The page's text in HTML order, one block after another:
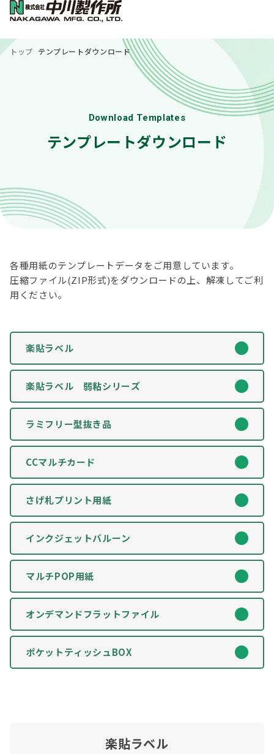
トップ テンプレートダウンロード
Download Templates
テンプレートダウンロード
各種用紙のテンプレートデータをご用意しています。
圧縮ファイル(ZIP形式)をダウンロードの上、解凍してご利
用ください。
楽貼ラベル
楽貼ラベル 弱粘シリーズ
ラミフリー型抜き品
CCマルチカード
さげ札プリント用紙
インクジェットバルーン
マルチPOP用紙
オンデマンドフラットファイル
ポケットティッシュBOX
楽貼ラベル